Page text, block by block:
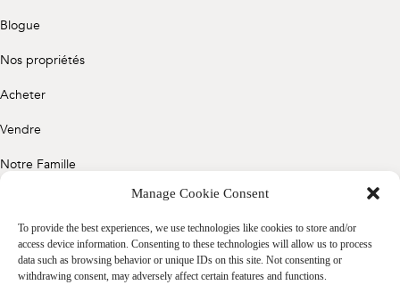
Manage Cookie Consent
To provide the best experiences, we use technologies like cookies to store and/or
access device information. Consenting to these technologies will allow us to process
data such as browsing behavior or unique IDs on this site. Not consenting or
withdrawing consent, may adversely affect certain features and functions.
Blogue
Nos propriétés
Acheter
Vendre
Notre Famille
Politique de confidentialité